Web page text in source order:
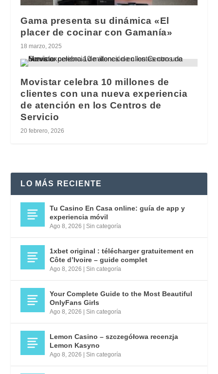
Gama presenta su dinámica «El
placer de cocinar con Gamanía»
18 marzo, 2025
Movistar celebra 10 millones de
clientes con una nueva experiencia
de atención en los Centros de
Servicio
20 febrero, 2026
LO MÁS RECIENTE
Tu Casino En Casa online: guía de app y
experiencia móvil
Ago 8, 2026 |Sin categoría
1xbet original : télécharger gratuitement en
Côte d’Ivoire – guide complet
Ago 8, 2026 |Sin categoría
Your Complete Guide to the Most Beautiful
OnlyFans Girls
Ago 8, 2026 |Sin categoría
Lemon Casino – szczegółowa recenzja
Lemon Kasyno
Ago 8, 2026 |Sin categoría